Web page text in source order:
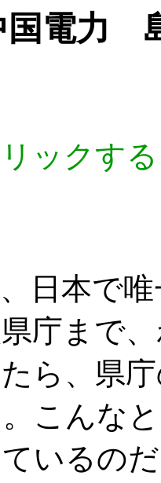
国電力
ックす
日本で唯
庁まで
ら、県
こんな
いるの